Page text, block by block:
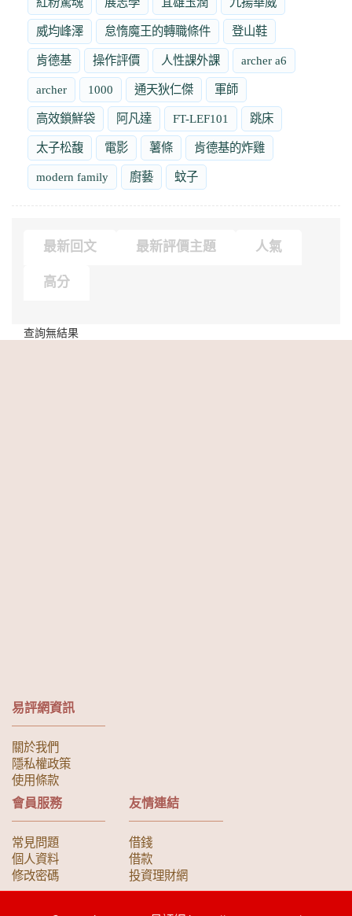
威均峰澤 怠惰魔王的轉職條件 登山鞋
肯德基 操作評價 人性課外課 archer a6
archer 1000 通天狄仁傑 軍師
高效鎖鮮袋 阿凡達 FT-LEF101 跳床
太子松馥 電影 薯條 肯德基的炸雞
modern family 廚藝 蚊子
最新回文 最新評價主題 人氣
高分
查詢無結果
易評網資訊
關於我們
隱私權政策
使用條款
會員服務
常見問題
個人資料
修改密碼
友情連結
借錢
借款
投資理財網